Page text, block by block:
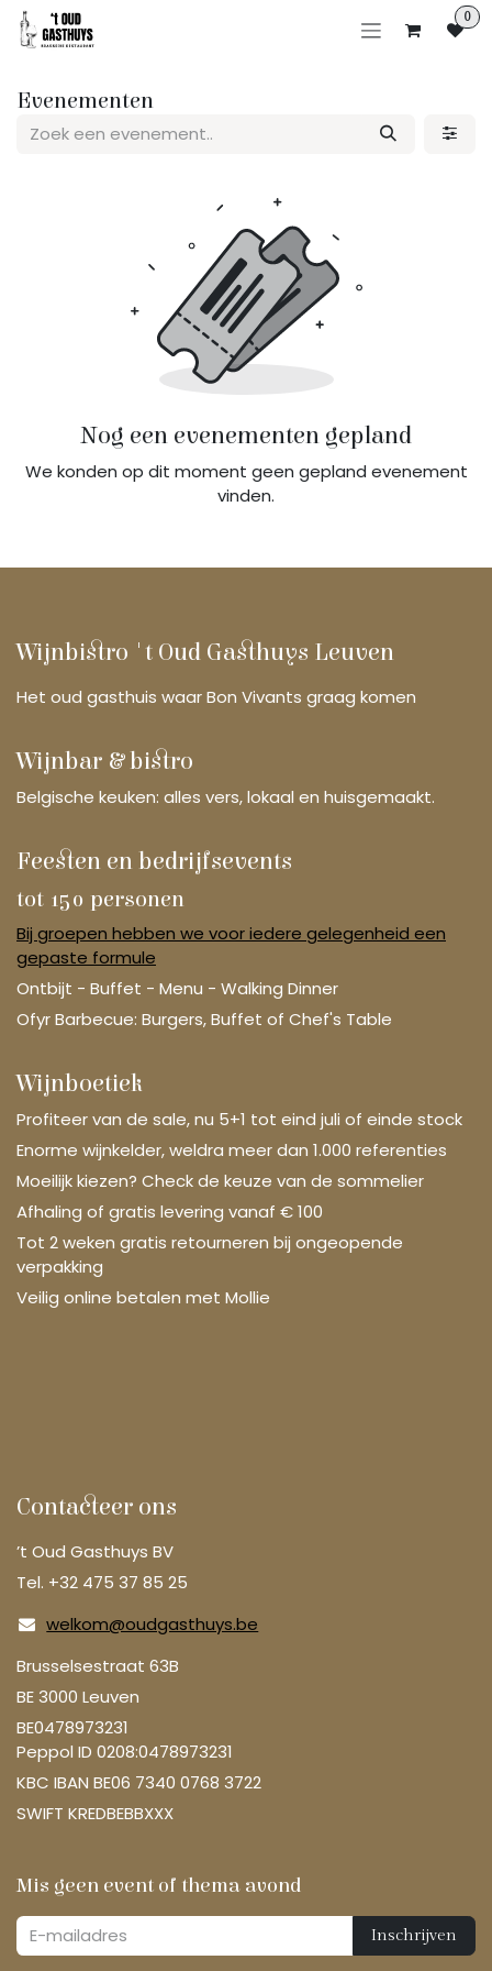
Overslaan naar inhoud 0
Evenementen
Nog een evenementen gepland
We konden op dit moment geen gepland evenement
vinden.
Wijnbistro 't Oud Gasthuys Leuven
Het oud gasthuis waar Bon Vivants graag komen
Wijnbar & bistro
Belgische keuken: alles vers, lokaal en huisgemaakt.
Feesten en bedrijfsevents
tot 150 personen
Bij groepen hebben we voor iedere gelegenheid een
gepaste formule
Ontbijt - Buffet - Menu - Walking Dinner
Ofyr Barbecue: Burgers, Buffet of Chef's Table
Wijnboetiek
Profiteer van de sale, nu 5+1 tot eind juli of einde stock
Enorme wijnkelder, weldra meer dan 1.000 referenties
Moeilijk kiezen? Check de keuze van de sommelier
Afhaling of gratis levering vanaf € 100
Tot 2 weken gratis retourneren bij ongeopende
verpakking
Veilig online betalen met Mollie
Contacteer ons
’t Oud Gasthuys BV
Tel. +32 475 37 85 25
welkom@oudgasthuys.be
Brusselsestraat 63B
BE 3000 Leuven
BE0478973231
Peppol ID 0208:0478973231
KBC IBAN BE06 7340 0768 3722
SWIFT KREDBEBBXXX
Mis geen event of thema avond
Inschrijven